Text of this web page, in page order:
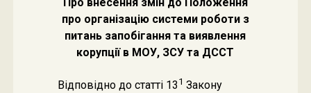
про організацію системи роботи з
питань запобігання та виявлення
корупції в МОУ, ЗСУ та ДССТ
Відповідно до статті 13 1 Закону